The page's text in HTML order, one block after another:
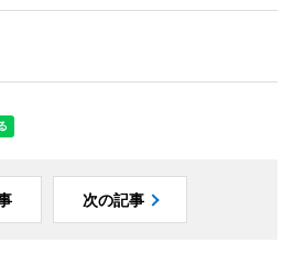
次の記事